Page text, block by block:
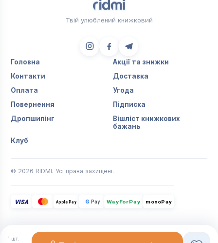
1 шт.
Твій улюблений книжковий
Головна
Акції та знижки
Контакти
Доставка
Оплата
Угода
Повернення
Підписка
Дропшипінг
Вішліст книжкових
бажань
Клуб
© 2026 RIDMI. Усі права захищені.
VISA Apple Pay G Pay WayForPay monoPay